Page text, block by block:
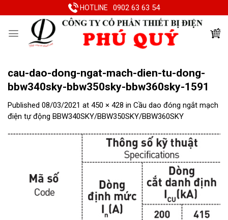
to
HOTLINE 0902 63 63 54
cau-dao-dong-ngat-mach-dien-tu-dong-
bbw340sky-bbw350sky-bbw360sky-1591
Published 08/03/2021 at 450 × 428 in Cầu dao đóng ngắt mạch
điện tự động BBW340SKY/BBW350SKY/BBW360SKY